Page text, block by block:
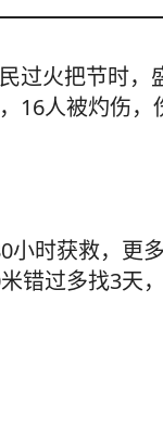
过火把节时，
16人被灼伤，
小时获救，更
错过多找3天